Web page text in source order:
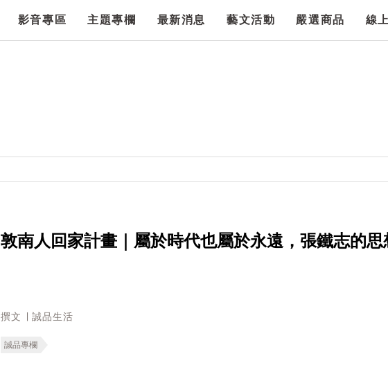
影音專區 主題專欄 最新消息 藝文活動 嚴選商品 線
敦南人回家計畫｜屬於時代也屬於永遠，張鐵志的思
撰文 ∣ 誠品生活
誠品專欄